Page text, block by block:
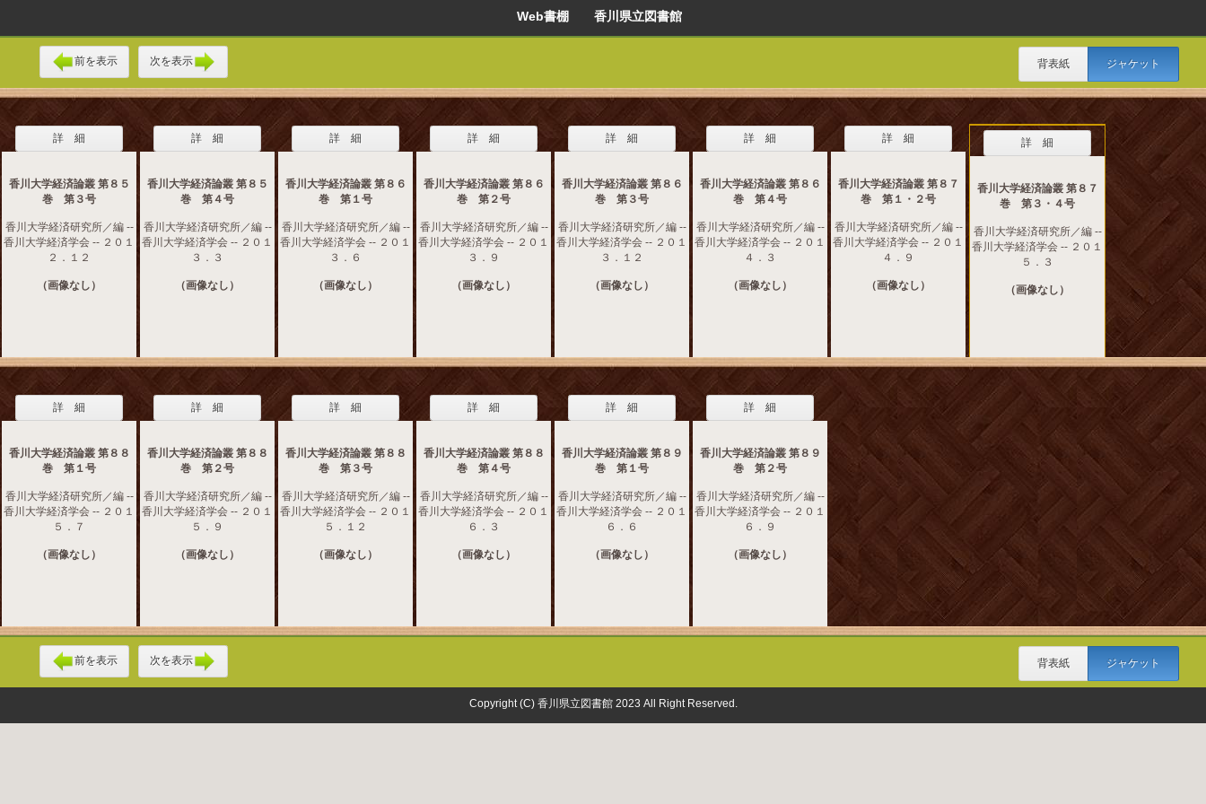
Web書棚 香川県立図書館
前を表示 次を表示 背表紙 ジャケット
詳 細
香川大学経済論叢 第８５
巻 第３号
香川大学経済研究所／編 --
香川大学経済学会 -- ２０１
２．１２
（画像なし）
詳 細
香川大学経済論叢 第８５
巻 第４号
香川大学経済研究所／編 --
香川大学経済学会 -- ２０１
３．３
（画像なし）
詳 細
香川大学経済論叢 第８６
巻 第１号
香川大学経済研究所／編 --
香川大学経済学会 -- ２０１
３．６
（画像なし）
詳 細
香川大学経済論叢 第８６
巻 第２号
香川大学経済研究所／編 --
香川大学経済学会 -- ２０１
３．９
（画像なし）
詳 細
香川大学経済論叢 第８６
巻 第３号
香川大学経済研究所／編 --
香川大学経済学会 -- ２０１
３．１２
（画像なし）
詳 細
香川大学経済論叢 第８６
巻 第４号
香川大学経済研究所／編 --
香川大学経済学会 -- ２０１
４．３
（画像なし）
詳 細
香川大学経済論叢 第８７
巻 第１・２号
香川大学経済研究所／編 --
香川大学経済学会 -- ２０１
４．９
（画像なし）
詳 細
香川大学経済論叢 第８７
巻 第３・４号
香川大学経済研究所／編 --
香川大学経済学会 -- ２０１
５．３
（画像なし）
詳 細
香川大学経済論叢 第８８
巻 第１号
香川大学経済研究所／編 --
香川大学経済学会 -- ２０１
５．７
（画像なし）
詳 細
香川大学経済論叢 第８８
巻 第２号
香川大学経済研究所／編 --
香川大学経済学会 -- ２０１
５．９
（画像なし）
詳 細
香川大学経済論叢 第８８
巻 第３号
香川大学経済研究所／編 --
香川大学経済学会 -- ２０１
５．１２
（画像なし）
詳 細
香川大学経済論叢 第８８
巻 第４号
香川大学経済研究所／編 --
香川大学経済学会 -- ２０１
６．３
（画像なし）
詳 細
香川大学経済論叢 第８９
巻 第１号
香川大学経済研究所／編 --
香川大学経済学会 -- ２０１
６．６
（画像なし）
詳 細
香川大学経済論叢 第８９
巻 第２号
香川大学経済研究所／編 --
香川大学経済学会 -- ２０１
６．９
（画像なし）
前を表示 次を表示 背表紙 ジャケット
Copyright (C) 香川県立図書館 2023 All Right Reserved.